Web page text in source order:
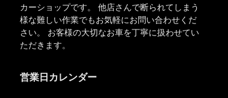
カーショップです。 他店さんで断られてしまう
様な難しい作業でもお気軽にお問い合わせくだ
さい。 お客様の大切なお車を丁寧に扱わせてい
ただきます。
営業日カレンダー